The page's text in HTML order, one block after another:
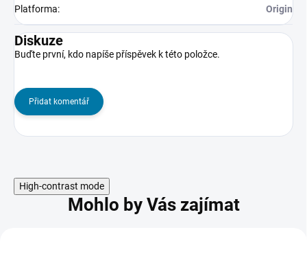
Platforma: Origin
Diskuze
Buďte první, kdo napíše příspěvek k této položce.
Přidat komentář
High-contrast mode
Mohlo by Vás zajímat